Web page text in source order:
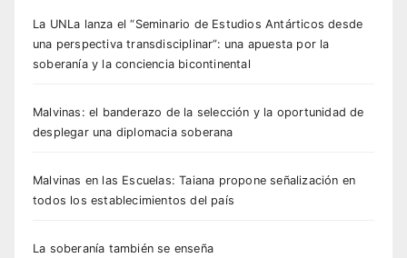
La UNLa lanza el “Seminario de Estudios Antárticos desde
una perspectiva transdisciplinar”: una apuesta por la
soberanía y la conciencia bicontinental
Malvinas: el banderazo de la selección y la oportunidad de
desplegar una diplomacia soberana
Malvinas en las Escuelas: Taiana propone señalización en
todos los establecimientos del país
La soberanía también se enseña